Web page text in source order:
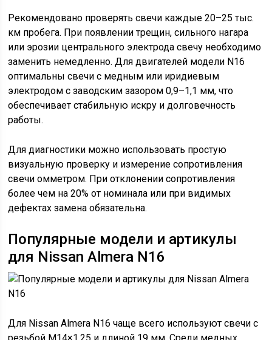
Рекомендовано проверять свечи каждые 20–25 тыс.
км пробега. При появлении трещин, сильного нагара
или эрозии центрального электрода свечу необходимо
заменить немедленно. Для двигателей модели N16
оптимальны свечи с медным или иридиевым
электродом с заводским зазором 0,9–1,1 мм, что
обеспечивает стабильную искру и долговечность
работы.
Для диагностики можно использовать простую
визуальную проверку и измерение сопротивления
свечи омметром. При отклонении сопротивления
более чем на 20% от номинала или при видимых
дефектах замена обязательна.
Популярные модели и артикулы
для Nissan Almera N16
Для Nissan Almera N16 чаще всего используют свечи с